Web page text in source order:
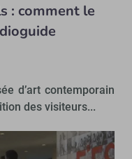
: comment le
d’art contemporain
des visiteurs...